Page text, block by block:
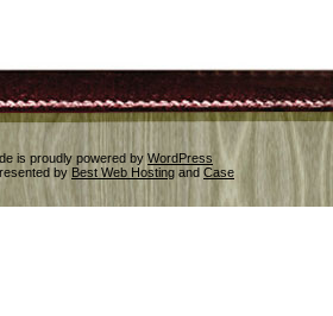
is proudly powered by WordPress
by Best Web Hosting and Case